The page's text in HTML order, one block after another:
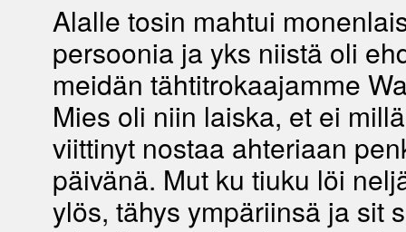
Alalle tosin mahtui
persoonia ja yks niistä oli
meidän tähtitrokaajamme
Mies oli niin laiska, et ei
viittinyt nostaa ahteriaan
päivänä. Mut ku tiuku löi
ylös, tähys ympäriinsä ja sit